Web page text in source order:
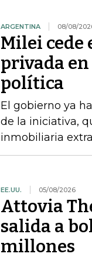
ARGENTINA 08/08/
Milei cede
privada
política
El gobierno ya
de la iniciativa,
inmobiliaria
EE.UU. 05/08/2026
Attovia
salida a
millones